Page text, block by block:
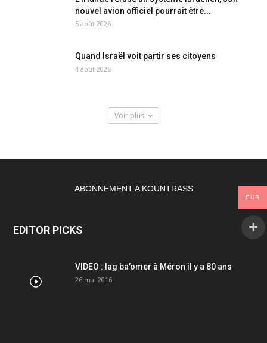
nouvel avion officiel pourrait être...
5 août 2026
Quand Israël voit partir ses citoyens
4 août 2026
Voir plus
ABONNEMENT A KOUNTRASS
EDITOR PICKS
VIDEO : lag ba’omer à Méron il y a 80 ans
26 mai 2016
EUR